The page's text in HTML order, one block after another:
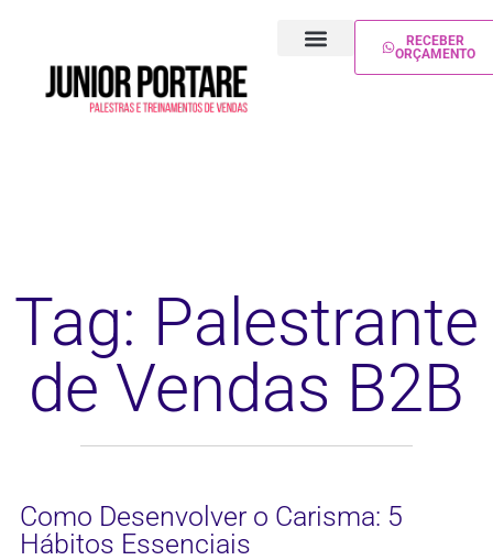
RECEBER
ORÇAMENTO
Tag: Palestrante
de Vendas B2B
Como Desenvolver o Carisma: 5
Hábitos Essenciais